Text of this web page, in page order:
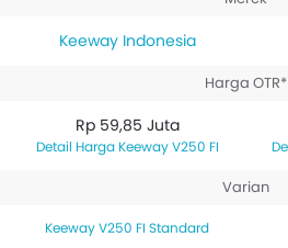
Keeway Indonesia
Harga OTR*
Rp 59,85 Juta
Harga Keeway V250 FI
Varian
Keeway V250 FI Standard